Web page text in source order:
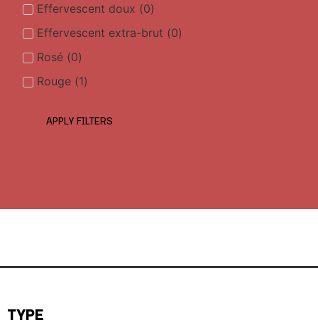
Effervescent doux (0)
Effervescent extra-brut (0)
Rosé (0)
Rouge (1)
APPLY FILTERS
TYPE